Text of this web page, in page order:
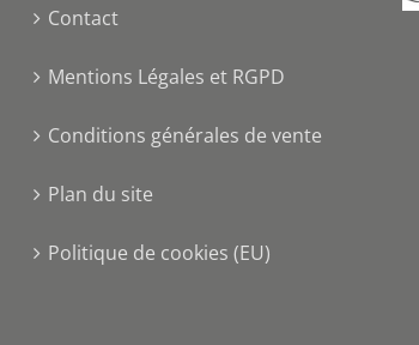
Contact
Mentions Légales et RGPD
Conditions générales de vente
Plan du site
Politique de cookies (EU)